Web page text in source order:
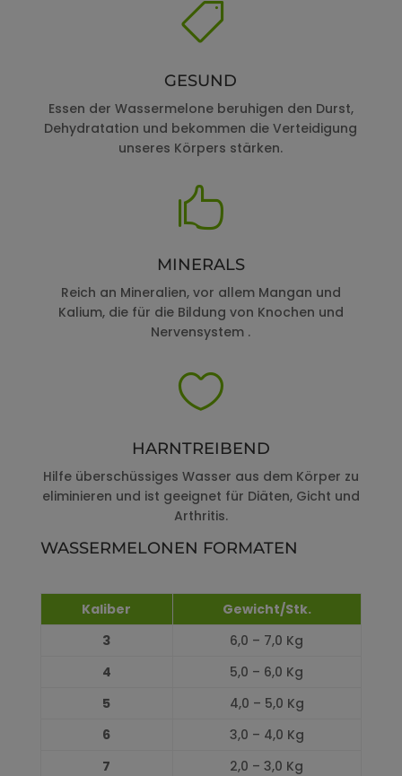

GESUND
Essen der Wassermelone beruhigen den Durst,
Dehydratation und bekommen die Verteidigung
unseres Körpers stärken.

MINERALS
Reich an Mineralien, vor allem Mangan und
Kalium, die für die Bildung von Knochen und
Nervensystem .

HARNTREIBEND
Hilfe überschüssiges Wasser aus dem Körper zu
eliminieren und ist geeignet für Diäten, Gicht und
Arthritis.
WASSERMELONEN FORMATEN
Kaliber
Gewicht/Stk.
3
6,0 – 7,0 Kg
4
5,0 – 6,0 Kg
5
4,0 – 5,0 Kg
6
3,0 – 4,0 Kg
7
2,0 – 3,0 Kg